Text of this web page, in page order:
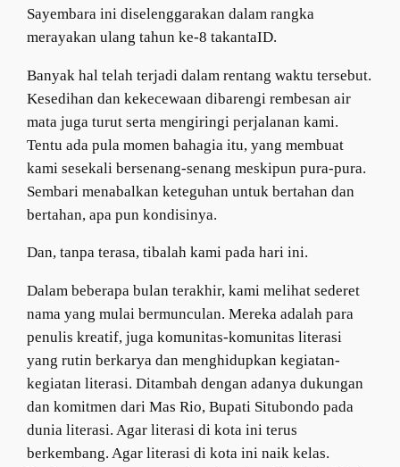
Sayembara ini diselenggarakan dalam rangka
merayakan ulang tahun ke-8 takantaID.
Banyak hal telah terjadi dalam rentang waktu tersebut.
Kesedihan dan kekecewaan dibarengi rembesan air
mata juga turut serta mengiringi perjalanan kami.
Tentu ada pula momen bahagia itu, yang membuat
kami sesekali bersenang-senang meskipun pura-pura.
Sembari menabalkan keteguhan untuk bertahan dan
bertahan, apa pun kondisinya.
Dan, tanpa terasa, tibalah kami pada hari ini.
Dalam beberapa bulan terakhir, kami melihat sederet
nama yang mulai bermunculan. Mereka adalah para
penulis kreatif, juga komunitas-komunitas literasi
yang rutin berkarya dan menghidupkan kegiatan-
kegiatan literasi. Ditambah dengan adanya dukungan
dan komitmen dari Mas Rio, Bupati Situbondo pada
dunia literasi. Agar literasi di kota ini terus
berkembang. Agar literasi di kota ini naik kelas.